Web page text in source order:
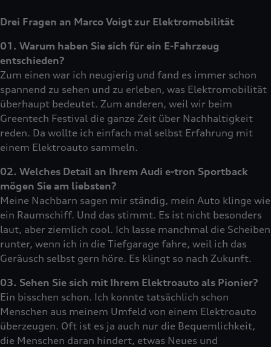
Drei Fragen an Marco Voigt zur Elektromobilität
01. Warum haben Sie sich für ein E-Fahrzeug
entschieden?
Zum einen war ich neugierig und fand es immer schon
spannend zu sehen und zu erleben, was Elektromobilität
überhaupt bedeutet. Zum anderen, weil wir beim
Greentech Festival die ganze Zeit über Nachhaltigkeit
reden. Da wollte ich einfach mal selbst Erfahrung mit
einem Elektroauto sammeln.
02. Welches Detail an Ihrem Audi e-tron Sportback
mögen Sie am liebsten?
Meine Nachbarn sagen mir ständig, mein Auto klinge wie
ein Raumschiff. Und das stimmt. Es ist nicht besonders
laut, aber ziemlich cool. Ich lasse manchmal die Scheiben
runter, wenn ich in die Tiefgarage fahre, weil ich das
Geräusch selbst gern höre. Es klingt so nach Zukunft.
03. Sehen Sie sich mit Ihrem Elektroauto als Pionier?
Ein bisschen schon. Ich konnte tatsächlich schon
Menschen aus meinem Umfeld von einem Elektroauto
überzeugen. Oft ist es ja auch nur die Bequemlichkeit,
die Menschen daran hindert, etwas Neues und